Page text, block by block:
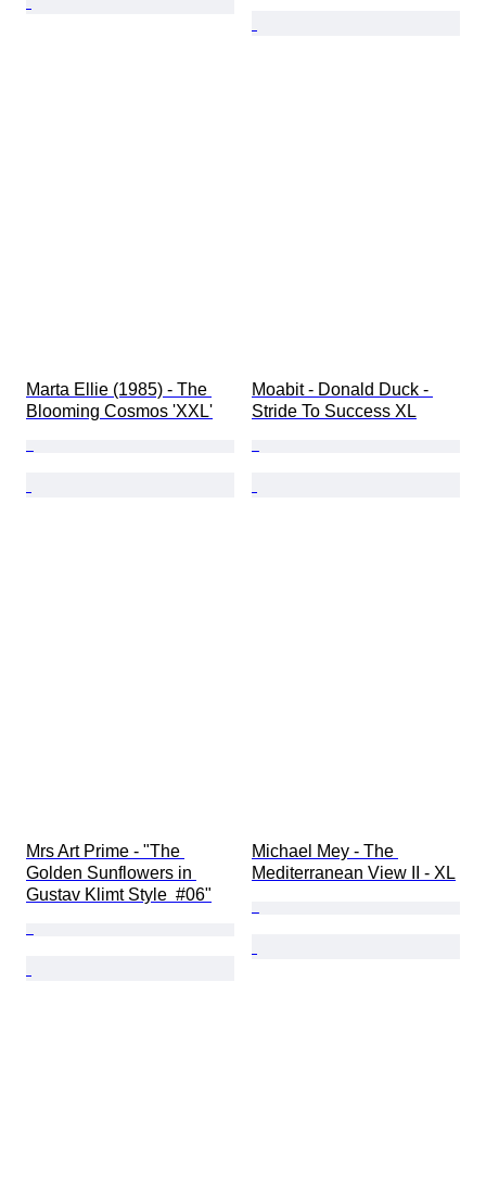
Marta Ellie (1985) - The
Blooming Cosmos 'XXL'
Moabit - Donald Duck -
Stride To Success XL
Mrs Art Prime - "The
Golden Sunflowers in
Gustav Klimt Style  #06"
Michael Mey - The
Mediterranean View II - XL